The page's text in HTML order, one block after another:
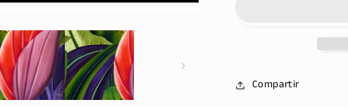
Compartir